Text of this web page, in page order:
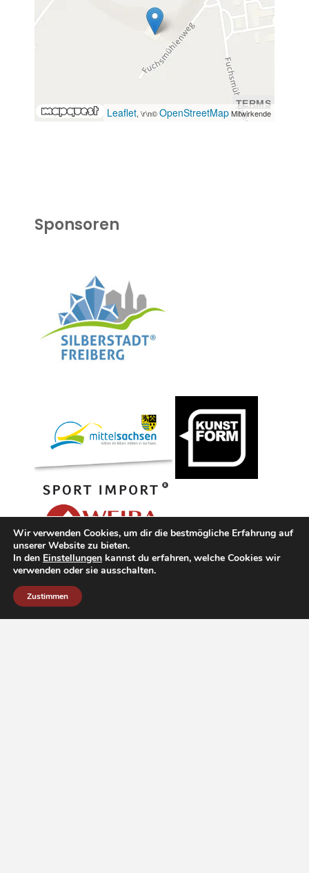
TERMS
Leaflet, \r\n©OpenStreetMapMitwirkende
Sponsoren
Wir verwenden Cookies, um dir die bestmögliche Erfahrung auf
unserer Website zu bieten.
In den Einstellungen kannst du erfahren, welche Cookies wir
verwenden oder sie ausschalten.
Zustimmen